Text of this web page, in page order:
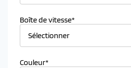
Boîte de vitesse*
Couleur*